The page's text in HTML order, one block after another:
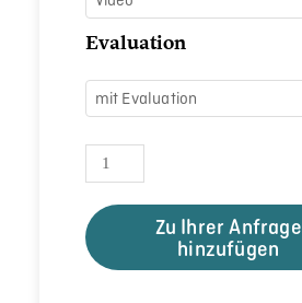
Evaluation
Zu Ihrer Anfrage
hinzufügen